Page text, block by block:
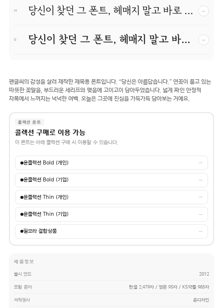
M 당신이 찾던 그 폰트, 헤매지 말고 바로 폰코! −
B 당신이 찾던 그 폰트, 헤매지 말고 바로 폰코! −
펜글씨의 감성을 살려 제작한 제목용 폰트입니다. “당신은 아름답습니다.” 연꽃이 품고 있는
따뜻한 꽃말을, 부드러운 세리프와 맺음에 고이고이 담아두었습니다. 넓게 짜인 안정적
자폭에서 느껴지는 넉넉한 여백. 오늘은 그곳에 진심을 가득가득 담아보는 거예요.
콜렉션 폰트
콜렉션 구매로 이용 가능
이 폰트는 아래 콜렉션 구매 시 이용할 수 있습니다.
윤콜렉션 Bold (개인) →
윤콜렉션 Bold (기업) →
윤콜렉션 Thin (개인) →
윤콜렉션 Thin (기업) →
필모라 결합상품 →
제품정보
출시 연도 2012
포함 문자 한글 2,479자 / 영문 95자 / KS약물 985자
저작권사 윤디자인